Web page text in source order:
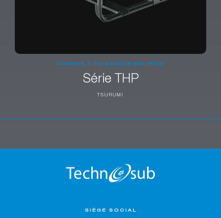
POMPES À PUISSANCE MOTRICE
Série THP
TSURUMI
SIÈGE SOCIAL